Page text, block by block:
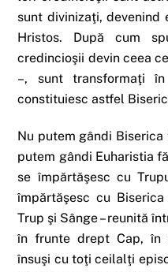
sunt divinizaţi, devenind
Hristos. După cum
credincioşii devin ceea
–, sunt transformaţi
constituiesc astfel
Nu putem gândi
putem gândi Euharistia
se împărtăşesc cu
împărtăşesc cu
Trup şi Sânge – reunită
în frunte drept Cap, în
însuşi cu toţi ceilalţi